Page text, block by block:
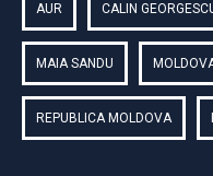
AUR CALIN
MAIA SANDU
REPUBLICA MOLDOVA